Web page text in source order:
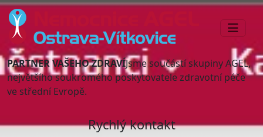
PARTNER VAŠEHO ZDRAVÍJsme součástí skupiny AGEL,
největšího soukromého poskytovatele zdravotní péče
ve střední Evropě.
Rychlý kontakt